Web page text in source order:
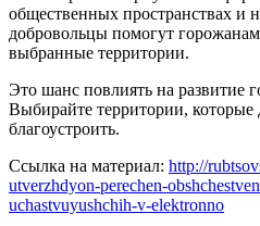
общественных пространствах и
добровольцы помогут горожанам
выбранные территории.
Это шанс повлиять на развитие
Выбирайте территории, которые
благоустроить.
Ссылка на материал: http://
utverzhdyon-perechen-
uchastvuyushchih-v-elektronno